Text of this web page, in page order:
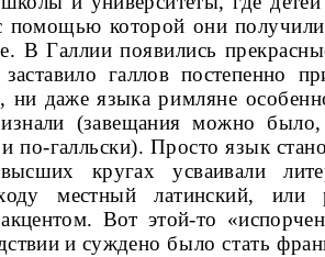
помощью которой они
В Галлии появились
заставило галлов постепенно
ни даже языкаримляне
(завещания можно
по-галльски). Просто язык
кругах усваивали
местный латинский, или
Вот этой-то
и сужде­но было стать